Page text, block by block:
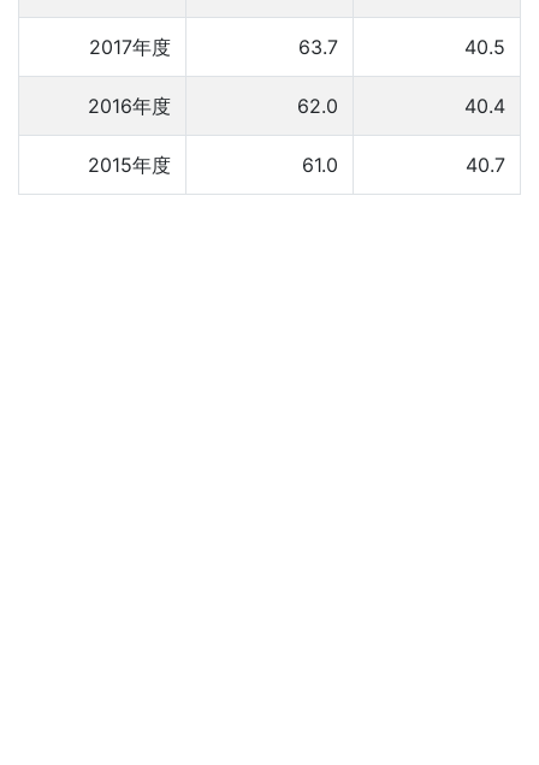
2017年度 63.7 40.5
2016年度 62.0 40.4
2015年度 61.0 40.7